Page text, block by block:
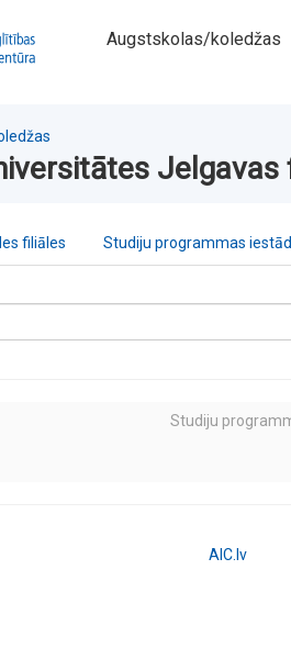
Augstskolas/koledžas
Jelgavas
filiāles Studiju programmas
Studiju
AIC.lv